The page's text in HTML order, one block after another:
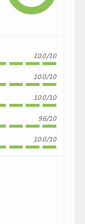
10.0/10
10.0/10
10.0/10
9.6/10
10.0/10